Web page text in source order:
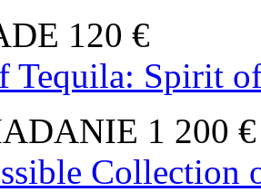
120 €
Tequila: Spirit
1 200 €
Collection